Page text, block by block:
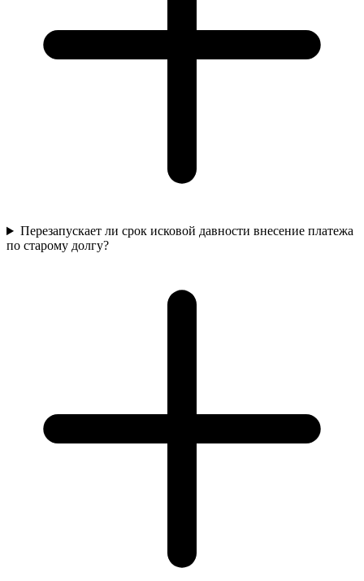
Перезапускает ли срок исковой давности внесение платежа
по старому долгу?